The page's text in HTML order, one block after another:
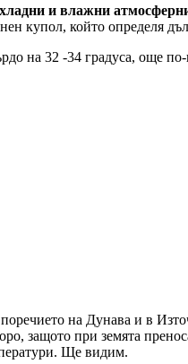
и влажни
купол, който определя
на 32 -34 градуса, още
на Дунава и в
защото при земята
Ще видим.